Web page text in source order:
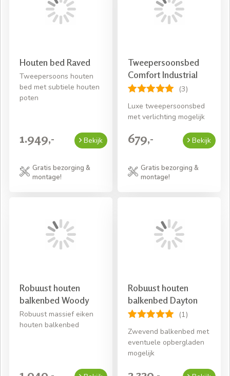
Houten bed Raved
Tweepersoons houten
bed met subtiele houten
poten
1.949,- Bekijk
Gratis bezorging &
montage!
Tweepersoonsbed
Comfort Industrial
(3)
Luxe tweepersoonsbed
met verlichting mogelijk
679,- Bekijk
Gratis bezorging &
montage!
Robuust houten
balkenbed Woody
Robuust massief eiken
houten balkenbed
Robuust houten
balkenbed Dayton
(1)
Zwevend balkenbed met
eventuele opbergladen
mogelijk